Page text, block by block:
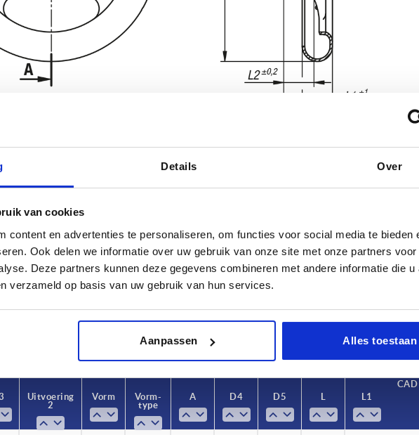
Details Over
van cookies
content en advertenties te personaliseren, om functies voor social media te bieden
Ook delen we informatie over uw gebruik van onze site met onze partners
Deze partners kunnen deze gegevens combineren met andere informatie die u
verzameld op basis van uw gebruik van hun services.
Aanpassen Alles toestaan
D2
12H9
14H9
D3
30
Uitvoering 2
met greep
TABEL VERGROTEN
1-3 dagen
Uitvoering
2
Vorm
Vorm-
type
A D4 D5 L1
CAD
Uitvoering
2
Vorm
Vorm-
type
A D4 D5 L1
CAD